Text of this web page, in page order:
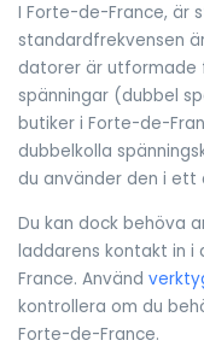
I Forte-de-France, är
standardfrekvensen
datorer är utformade
spänningar (dubbel
butiker i Forte-de-
dubbelkolla
du använder den i ett
Du kan dock behöva
laddarens kontakt in
France. Använd
kontrollera om du
Forte-de-France.